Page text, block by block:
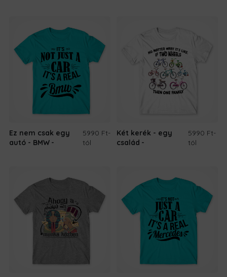
Ez nem csak egy
autó - BMW
5990 Ft-
tól
Két kerék - egy
család
5990 Ft-
tól